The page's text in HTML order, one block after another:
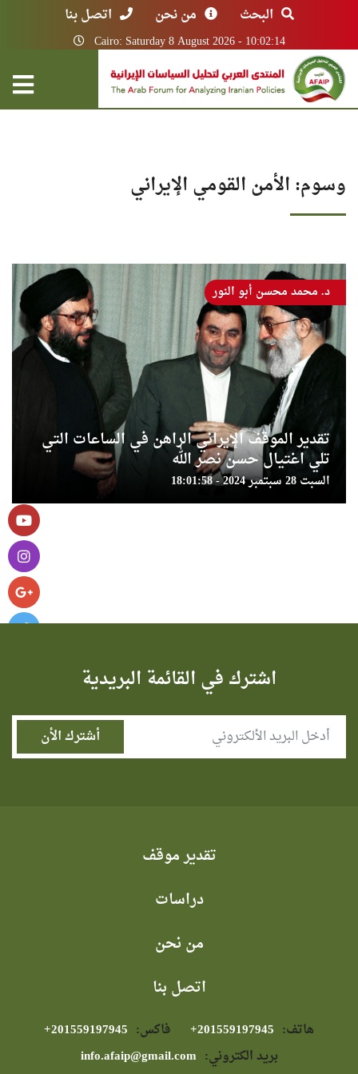
البحث من نحن اتصل بنا
Cairo: Saturday 8 August 2026 - 10:02:14
وسوم: الأمن القومي الإيراني
تقدير الموقف الإيراني الراهن في الساعات التي
تلي اغتيال حسن نصر الله
السبت 28 سبتمبر 2024 - 18:01:58
د. محمد محسن أبو النور
اشترك في القائمة البريدية
تقدير موقف
دراسات
من نحن
اتصل بنا
هاتف: فاكس:
بريد الكتروني: info.afaip@gmail.com